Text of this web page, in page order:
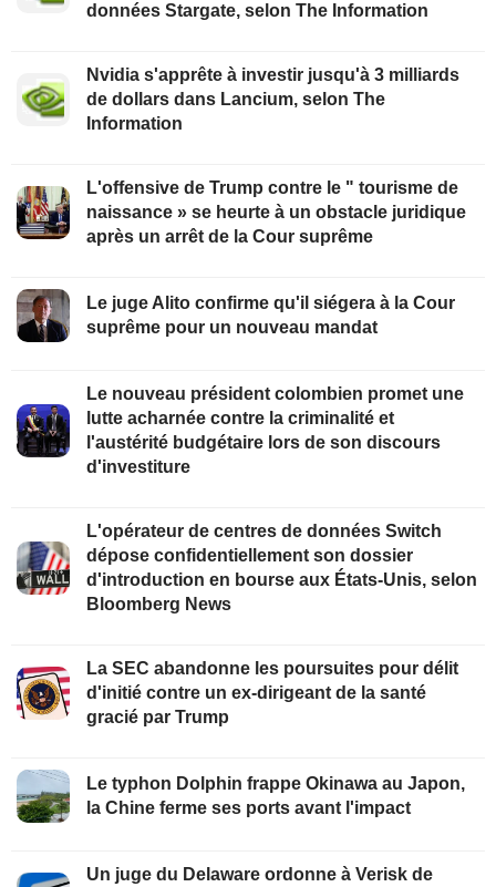
données Stargate, selon The Information
Nvidia s'apprête à investir jusqu'à 3 milliards
de dollars dans Lancium, selon The
Information
L'offensive de Trump contre le " tourisme de
naissance » se heurte à un obstacle juridique
après un arrêt de la Cour suprême
Le juge Alito confirme qu'il siégera à la Cour
suprême pour un nouveau mandat
Le nouveau président colombien promet une
lutte acharnée contre la criminalité et
l'austérité budgétaire lors de son discours
d'investiture
L'opérateur de centres de données Switch
dépose confidentiellement son dossier
d'introduction en bourse aux États-Unis, selon
Bloomberg News
La SEC abandonne les poursuites pour délit
d'initié contre un ex-dirigeant de la santé
gracié par Trump
Le typhon Dolphin frappe Okinawa au Japon,
la Chine ferme ses ports avant l'impact
Un juge du Delaware ordonne à Verisk de